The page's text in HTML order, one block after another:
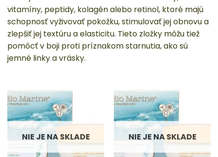
vitamíny, peptidy, kolagén alebo retinol, ktoré majú
schopnosť vyživovať pokožku, stimulovať jej obnovu a
zlepšiť jej textúru a elasticitu. Tieto zložky môžu tiež
pomôcť v boji proti príznakom starnutia, ako sú
jemné linky a vrásky.
NIE JE NA SKLADE NIE JE NA SKLADE